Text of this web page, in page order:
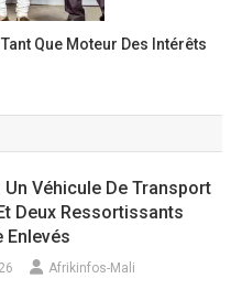
Que Moteur Des Intérêts
Véhicule De Transport
Deux Ressortissants
Enlevés
Afrikinfos-Mali